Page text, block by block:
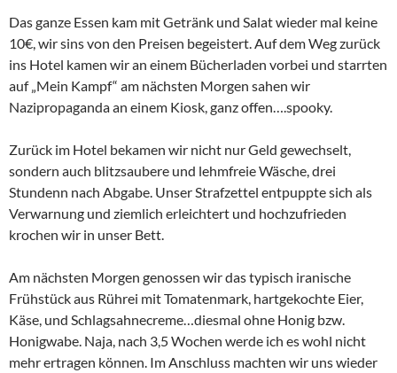
Das ganze Essen kam mit Getränk und Salat wieder mal keine
10€, wir sins von den Preisen begeistert. Auf dem Weg zurück
ins Hotel kamen wir an einem Bücherladen vorbei und starrten
auf „Mein Kampf“ am nächsten Morgen sahen wir
Nazipropaganda an einem Kiosk, ganz offen….spooky.
Zurück im Hotel bekamen wir nicht nur Geld gewechselt,
sondern auch blitzsaubere und lehmfreie Wäsche, drei
Stundenn nach Abgabe. Unser Strafzettel entpuppte sich als
Verwarnung und ziemlich erleichtert und hochzufrieden
krochen wir in unser Bett.
Am nächsten Morgen genossen wir das typisch iranische
Frühstück aus Rührei mit Tomatenmark, hartgekochte Eier,
Käse, und Schlagsahnecreme…diesmal ohne Honig bzw.
Honigwabe. Naja, nach 3,5 Wochen werde ich es wohl nicht
mehr ertragen können. Im Anschluss machten wir uns wieder